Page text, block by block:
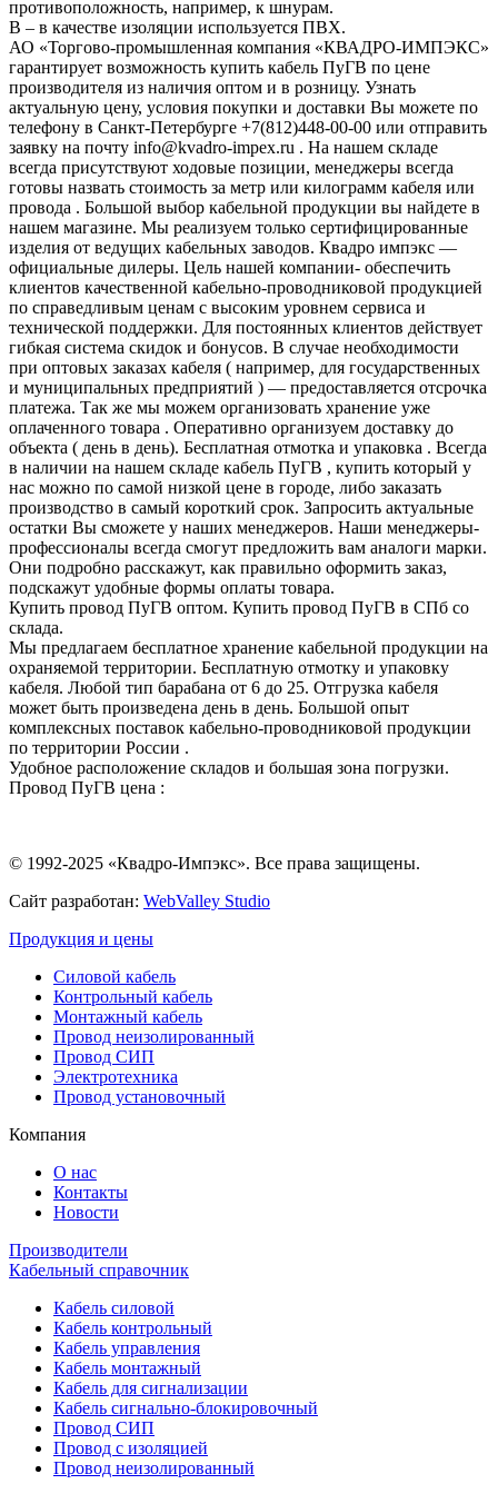
противоположность, например, к шнурам.
В – в качестве изоляции используется ПВХ.
АО «Торгово-промышленная компания «КВАДРО-ИМПЭКС»
гарантирует возможность купить кабель ПуГВ по цене
производителя из наличия оптом и в розницу. Узнать
актуальную цену, условия покупки и доставки Вы можете по
телефону в Санкт-Петербурге +7(812)448-00-00 или отправить
заявку на почту info@kvadro-impex.ru . На нашем складе
всегда присутствуют ходовые позиции, менеджеры всегда
готовы назвать стоимость за метр или килограмм кабеля или
провода . Большой выбор кабельной продукции вы найдете в
нашем магазине. Мы реализуем только сертифицированные
изделия от ведущих кабельных заводов. Квадро импэкс —
официальные дилеры. Цель нашей компании- обеспечить
клиентов качественной кабельно-проводниковой продукцией
по справедливым ценам с высоким уровнем сервиса и
технической поддержки. Для постоянных клиентов действует
гибкая система скидок и бонусов. В случае необходимости
при оптовых заказах кабеля ( например, для государственных
и муниципальных предприятий ) — предоставляется отсрочка
платежа. Так же мы можем организовать хранение уже
оплаченного товара . Оперативно организуем доставку до
объекта ( день в день). Бесплатная отмотка и упаковка . Всегда
в наличии на нашем складе кабель ПуГВ , купить который у
нас можно по самой низкой цене в городе, либо заказать
производство в самый короткий срок. Запросить актуальные
остатки Вы сможете у наших менеджеров. Наши менеджеры-
профессионалы всегда смогут предложить вам аналоги марки.
Они подробно расскажут, как правильно оформить заказ,
подскажут удобные формы оплаты товара.
Купить провод ПуГВ оптом. Купить провод ПуГВ в СПб со
склада.
Мы предлагаем бесплатное хранение кабельной продукции на
охраняемой территории. Бесплатную отмотку и упаковку
кабеля. Любой тип барабана от 6 до 25. Отгрузка кабеля
может быть произведена день в день. Большой опыт
комплексных поставок кабельно-проводниковой продукции
по территории России .
Удобное расположение складов и большая зона погрузки.
Провод ПуГВ цена :
© 1992-2025 «Квадро-Импэкс». Все права защищены.
Сайт разработан: WebValley Studio
Продукция и цены
Силовой кабель
Контрольный кабель
Монтажный кабель
Провод неизолированный
Провод СИП
Электротехника
Провод установочный
Компания
О нас
Контакты
Новости
Производители
Кабельный справочник
Кабель силовой
Кабель контрольный
Кабель управления
Кабель монтажный
Кабель для сигнализации
Кабель сигнально-блокировочный
Провод СИП
Провод с изоляцией
Провод неизолированный